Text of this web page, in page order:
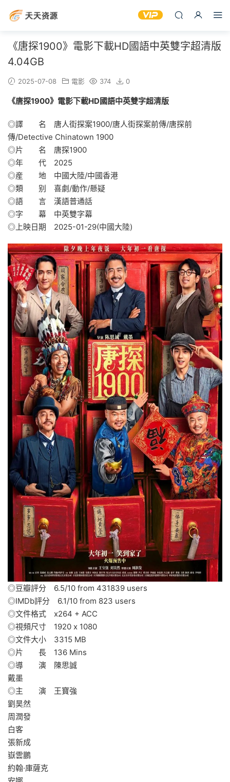
《唐探1900》電影下載HD國語中英雙字超清版
4.04GB
2025-07-08 電影 374 0
《唐探1900》電影下載HD國語中英雙字超清版
◎譯 名 唐人街探案1900/唐人街探案前傳/唐探前
傳/Detective Chinatown 1900
◎片 名 唐探1900
◎年 代 2025
◎産 地 中國大陸/中國香港
◎類 别 喜劇/動作/懸疑
◎語 言 漢語普通話
◎字 幕 中英雙字幕
◎上映日期 2025-01-29(中國大陸)
◎豆瓣評分 6.5/10 from 431839 users
◎IMDb評分 6.1/10 from 823 users
◎文件格式 x264 + ACC
◎視頻尺寸 1920 x 1080
◎文件大小 3315 MB
◎片 長 136 Mins
◎導 演 陳思誠
戴墨
◎主 演 王寶強
劉昊然
周潤發
白客
張新成
嶽雲鵬
約翰·庫薩克